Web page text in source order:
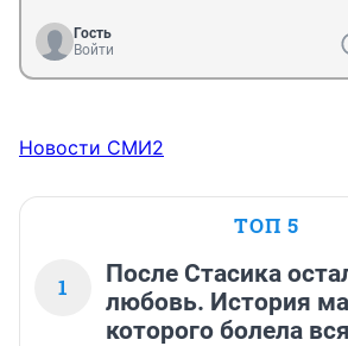
Гость
Войти
Новости СМИ2
ТОП 5
1
После Стасика
любовь. История
которого болела